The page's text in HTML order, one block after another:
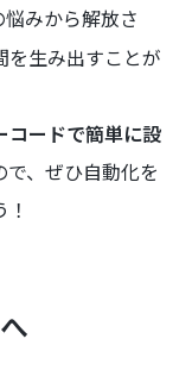
みから解放さ
を生み出すことが
コードで簡単に設
で、ぜひ自動化を